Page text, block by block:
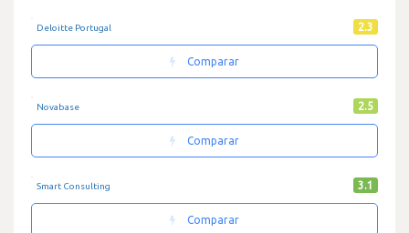
Deloitte Portugal 2.3
Comparar
Novabase 2.5
Comparar
Smart Consulting 3.1
Comparar